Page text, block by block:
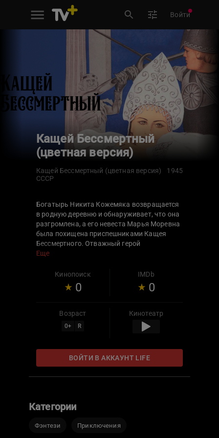
Войти
Кащей Бессмертный
(цветная версия)
Кащей Бессмертный (цветная версия)
1945
СССР
Богатырь Никита Кожемяка возвращается
в родную деревню и обнаруживает, что она
разгромлена, а его невеста Марья Моревна
была похищена приспешниками Кащея
Бессмертного. Отважный герой
отправляется в далекое и опасное
возлюбленную из рук коварного злодея.
Еще
Кинопоиск
0
IMDb
0
Возраст
0+ R
Кинотеатр
ВОЙТИ В АККАУНТ LIFE
Категории
Фэнтези Приключения